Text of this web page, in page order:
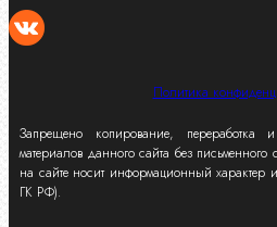
Политика
Запрещено копирование, переработка
материалов данного сайта без
на сайте носит информационный характер
ГК РФ).